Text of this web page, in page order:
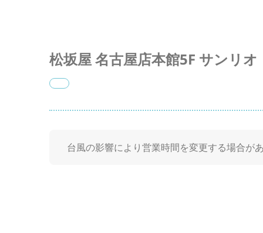
松坂屋 名古屋店本館5F サンリオ
台風の影響により営業時間を変更する場合が